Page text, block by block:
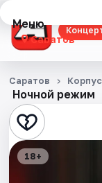
Меню
Саратов
Концерты
Театр
Стендап
Ночной режим
Саратов
18+